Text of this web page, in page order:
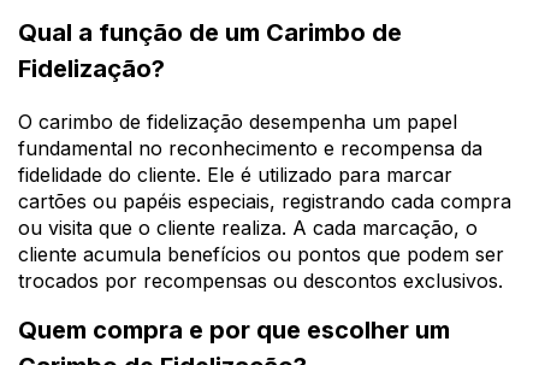
Qual a função de um Carimbo de
Fidelização?
O carimbo de fidelização desempenha um papel
fundamental no reconhecimento e recompensa da
fidelidade do cliente. Ele é utilizado para marcar
cartões ou papéis especiais, registrando cada compra
ou visita que o cliente realiza. A cada marcação, o
cliente acumula benefícios ou pontos que podem ser
trocados por recompensas ou descontos exclusivos.
Quem compra e por que escolher um